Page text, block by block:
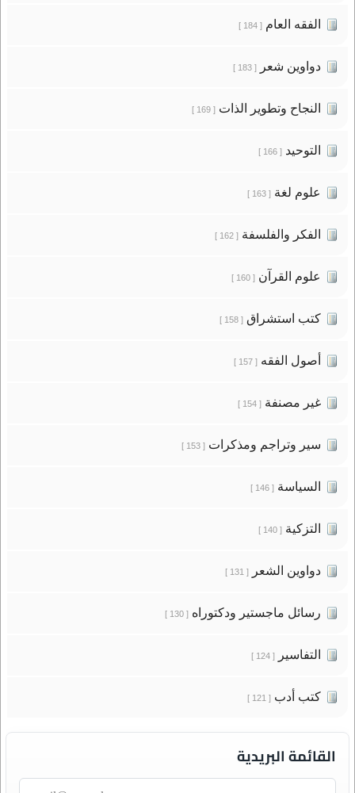
الفقه العام[ 184 ]
دواوين شعر[ 183 ]
النجاح وتطوير الذات[ 169 ]
التوحيد[ 166 ]
علوم لغة[ 163 ]
الفكر والفلسفة[ 162 ]
علوم القرآن[ 160 ]
كتب استشراق[ 158 ]
أصول الفقه[ 157 ]
غير مصنفة[ 154 ]
سير وتراجم ومذكرات[ 153 ]
السياسة[ 146 ]
التزكية[ 140 ]
دواوين الشعر[ 131 ]
رسائل ماجستير ودكتوراه[ 130 ]
التفاسير[ 124 ]
كتب أدب[ 121 ]
القائمة البريدية